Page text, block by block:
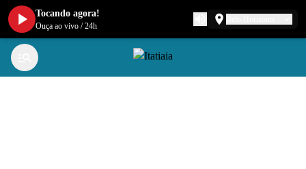
Tocando agora!
Ouça ao vivo /24h